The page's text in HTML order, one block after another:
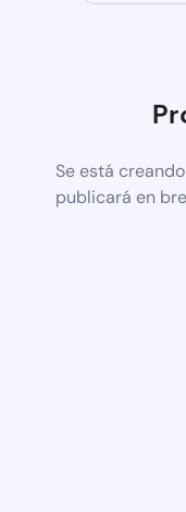
Se está
publicará en